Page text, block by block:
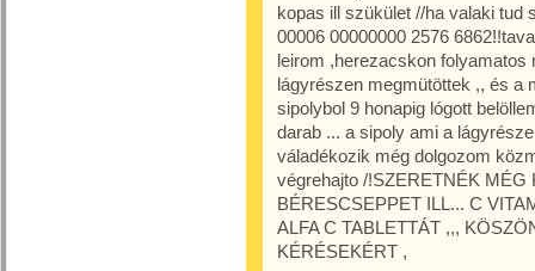
kopas ill szükület //ha valaki tud
00006 00000000 2576
leirom ,herezacskon folyamatos
lágyrészen megmütöttek ,, és a
sipolybol 9 honapig lógott
darab ... a sipoly ami a
váladékozik még dolgozom
végrehajto /!SZERETNÉK MÉG
BÉRESCSEPPET ILL... C
ALFA C TABLETTÁT ,,,
KÉRÉSEKÉRT ,